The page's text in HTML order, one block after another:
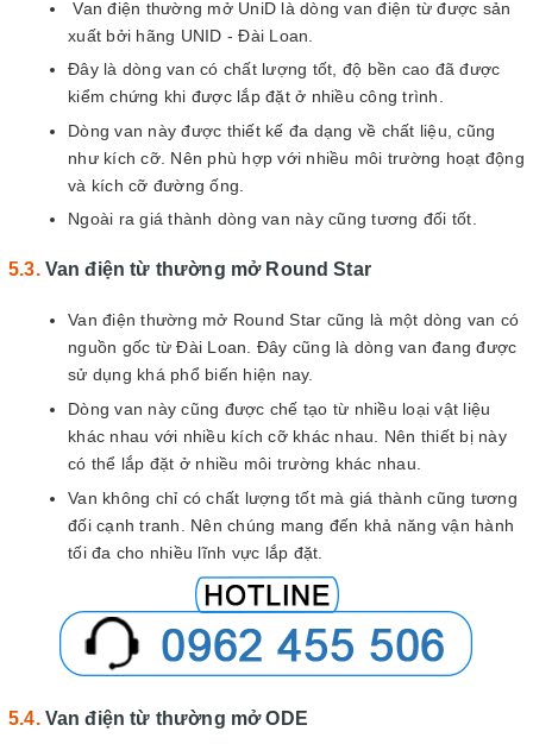
Van điện thường mở UniD là dòng van điện từ được sản
xuất bởi hãng UNID - Đài Loan.
Đây là dòng van có chất lượng tốt, độ bền cao đã được
kiểm chứng khi được lắp đặt ở nhiều công trình.
Dòng van này được thiết kế đa dạng về chất liệu, cũng
như kích cỡ. Nên phù hợp với nhiều môi trường hoạt động
và kích cỡ đường ống.
Ngoài ra giá thành dòng van này cũng tương đối tốt.
Van điện từ thường mở Round Star
Van điện thường mở Round Star cũng là một dòng van có
nguồn gốc từ Đài Loan. Đây cũng là dòng van đang được
sử dụng khá phổ biến hiện nay.
Dòng van này cũng được chế tạo từ nhiều loại vật liệu
khác nhau với nhiều kích cỡ khác nhau. Nên thiết bị này
có thể lắp đặt ở nhiều môi trường khác nhau.
Van không chỉ có chất lượng tốt mà giá thành cũng tương
đối cạnh tranh. Nên chúng mang đến khả năng vận hành
tối đa cho nhiều lĩnh vực lắp đặt.
Van điện từ thường mở ODE